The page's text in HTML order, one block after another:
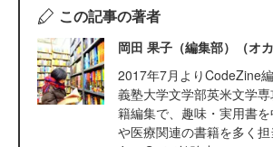
この記事の著者
岡田 果子（編集部）（オカ
2017年7月よりCodeZine
義塾大学文学部英米文学
籍編集で、趣味・実用書
や医療関連の書籍を多く担